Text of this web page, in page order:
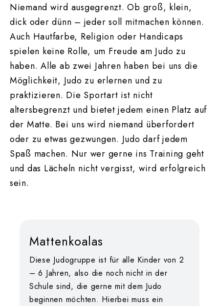
Niemand wird ausgegrenzt. Ob groß, klein,
dick oder dünn – jeder soll mitmachen können.
Auch Hautfarbe, Religion oder Handicaps
spielen keine Rolle, um Freude am Judo zu
haben. Alle ab zwei Jahren haben bei uns die
Möglichkeit, Judo zu erlernen und zu
praktizieren. Die Sportart ist nicht
altersbegrenzt und bietet jedem einen Platz auf
der Matte. Bei uns wird niemand überfordert
oder zu etwas gezwungen. Judo darf jedem
Spaß machen. Nur wer gerne ins Training geht
und das Lächeln nicht vergisst, wird erfolgreich
sein.
Mattenkoalas
Diese Judogruppe ist für alle Kinder von 2
– 6 Jahren, also die noch nicht in der
Schule sind, die gerne mit dem Judo
beginnen möchten. Hierbei muss ein